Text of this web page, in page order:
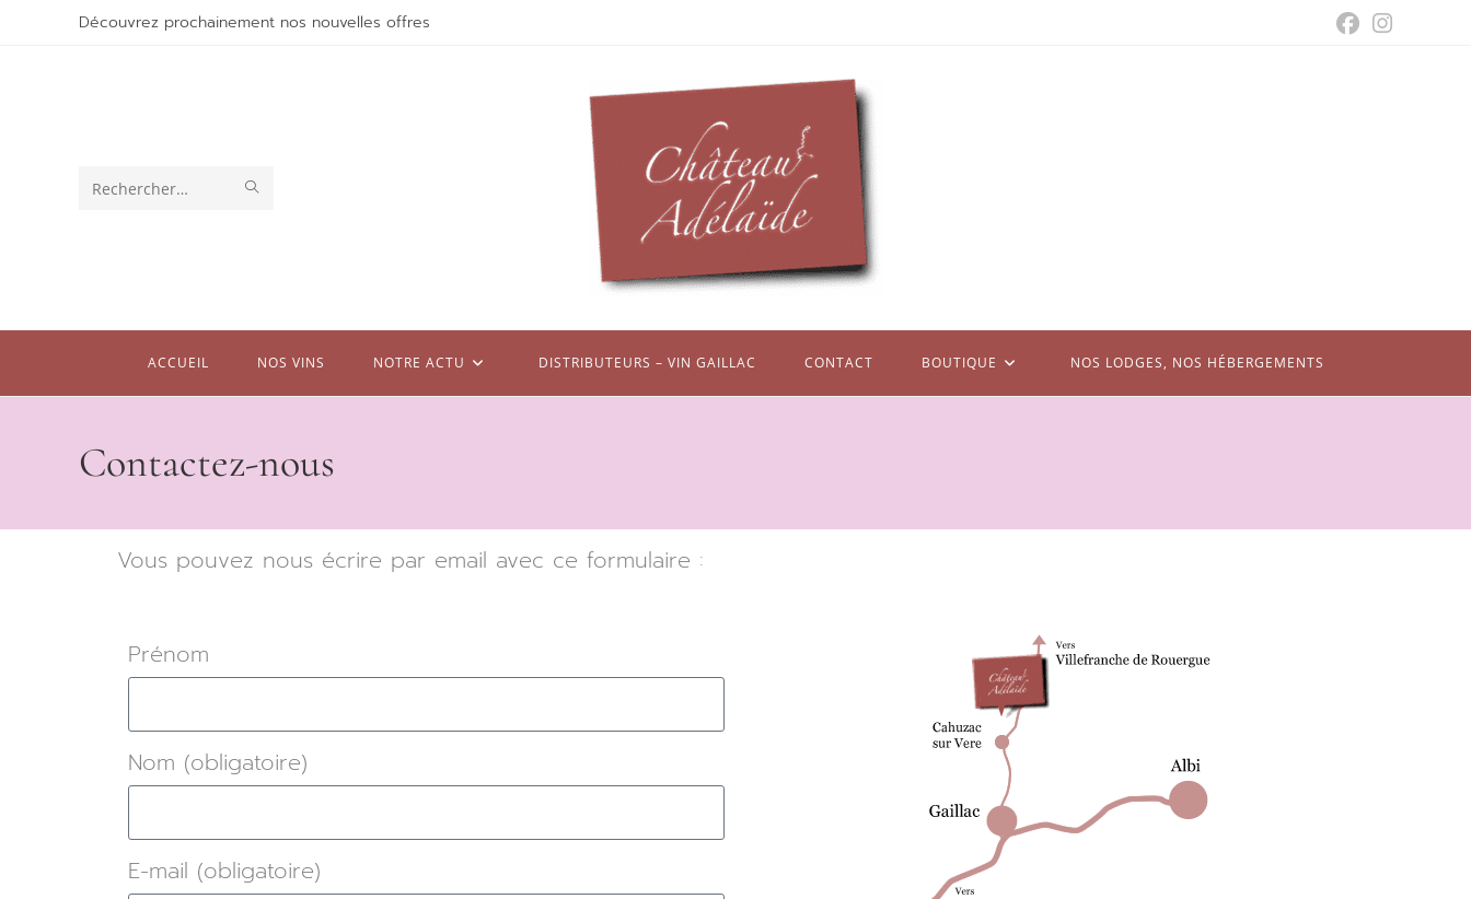
Découvrez prochainement nos nouvelles offres
Rechercher
ACCUEIL NOS VINS NOTRE ACTU DISTRIBUTEURS – VIN GAILLAC CONTACT BOUTIQUE NOS LODGES, NOS HÉBERGEMENTS
Contactez-nous
Vous pouvez nous écrire par email avec ce formulaire :
Prénom
Nom (obligatoire)
E-mail (obligatoire)